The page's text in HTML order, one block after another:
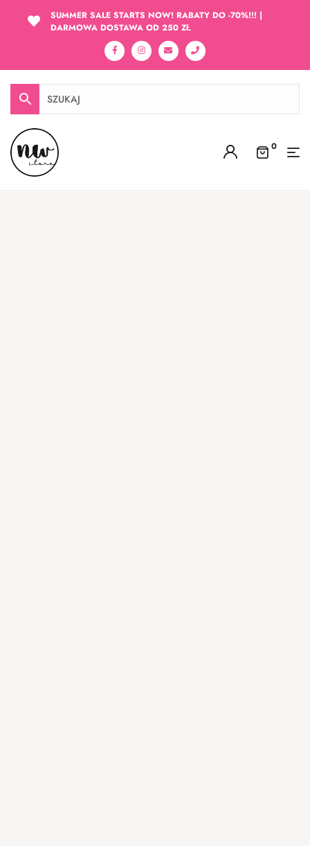
SUMMER SALE STARTS NOW! RABATY DO -70%!!! |
DARMOWA DOSTAWA OD 250 ZŁ
0